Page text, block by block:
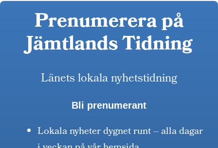
Prenumerera på
Jämtlands Tidning
Länets lokala nyhetstidning
Bli prenumerant
Lokala nyheter dygnet runt – alla dagar